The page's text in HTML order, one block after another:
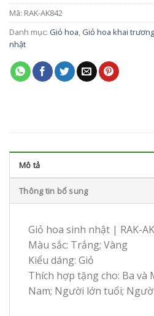
Mã: RAK-AK842
Danh mục: Giỏ hoa, Giỏ hoa khai trương
nhật
Mô tả
Thông tin bổ sung
Giỏ hoa sinh nhật | RAK-
Màu sắc: Trắng; Vàng
Kiểu dáng: Giỏ
Thích hợp tặng cho: Ba và
Nam; Người lớn tuổi;